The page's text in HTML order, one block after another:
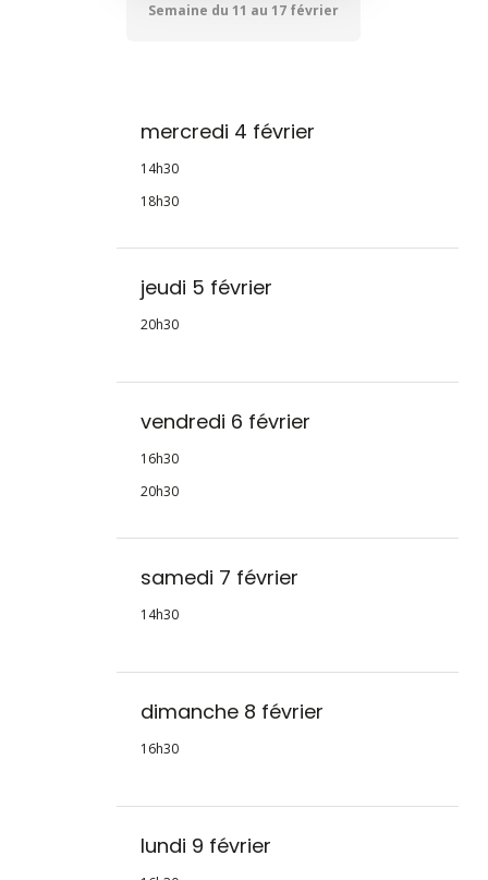
Semaine du 11 au 17 février
mercredi 4 février
14h30
18h30
jeudi 5 février
20h30
vendredi 6 février
16h30
20h30
samedi 7 février
14h30
dimanche 8 février
16h30
lundi 9 février